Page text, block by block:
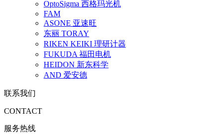
OptoSigma 西格玛光机
FAM
ASONE 亚速旺
东丽 TORAY
RIKEN KEIKI 理研计器
FUKUDA 福田电机
HEIDON 新东科学
AND 爱安德
联系我们
CONTACT
服务热线